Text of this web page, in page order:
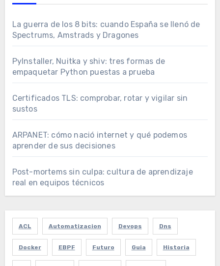
La guerra de los 8 bits: cuando España se llenó de
Spectrums, Amstrads y Dragones
PyInstaller, Nuitka y shiv: tres formas de
empaquetar Python puestas a prueba
Certificados TLS: comprobar, rotar y vigilar sin
sustos
ARPANET: cómo nació internet y qué podemos
aprender de sus decisiones
Post-mortems sin culpa: cultura de aprendizaje
real en equipos técnicos
ACL Automatizacion Devops Dns
Docker EBPF Futuro Guia Historia